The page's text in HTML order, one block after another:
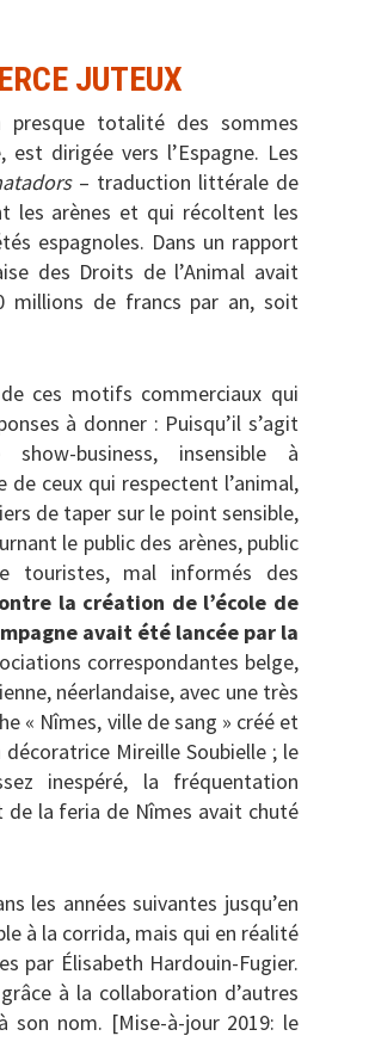
JUTEUX
presque totalité des sommes
dirigée vers l’Espagne. Les
– traduction littérale de
les arènes et qui récoltent les
espagnoles. Dans un rapport
des Droits de l’Animal avait
millions de francs par an, soit
de ces motifs commerciaux qui
à donner : Puisqu’il s’agit
business, insensible à
de ceux qui respectent l’animal,
de taper sur le point sensible,
le public des arènes, public
touristes, mal informés des
la création de l’école de
avait été lancée par la
correspondantes belge,
néerlandaise, avec une très
« Nîmes, ville de sang » créé et
Mireille Soubielle ; le
inespéré, la fréquentation
la feria de Nîmes avait chuté
les années suivantes jusqu’en
à la corrida, mais qui en réalité
par Élisabeth Hardouin-Fugier.
à la collaboration d’autres
son nom. [Mise-à-jour 2019: le